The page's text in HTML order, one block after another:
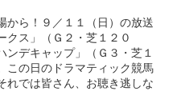
から！９／１１（日）の放送
クス」（Ｇ２・芝１２０
ンデキャップ」（Ｇ３・芝１
この日のドラマティック競馬
れでは皆さん、お聴き逃しな